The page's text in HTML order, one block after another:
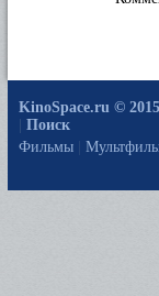
KinoSpace.ru © 2015
Поиск
Фильмы